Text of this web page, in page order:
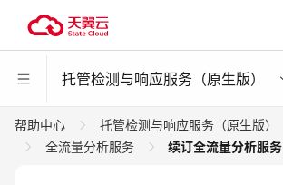
托管检测与响应服务（原生版）
帮助中心 托管检测与响应服务（原生版）
全流量分析服务
续订全流量分析服务